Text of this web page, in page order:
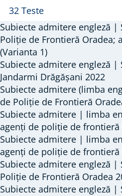
Închide
TESTE
cu
GRILE
de
ENGLEZĂ
GRATUITE
din
SUBIECTE
DE
ADMITERE
la
Școala
de
Poliție
32 Teste
Subiecte admitere engleză |
Poliție de Frontieră Oradea;
(Varianta 1)
Subiecte admitere engleză |
Jandarmi Drăgășani 2022
Subiecte admitere (limba
de Poliție de Frontieră
Subiecte admitere | limba
agenți de poliție de frontieră
Subiecte admitere | limba
agenți de poliție de frontieră
Subiecte admitere engleză |
Poliție de Frontieră Oradea
Subiecte admitere engleză |